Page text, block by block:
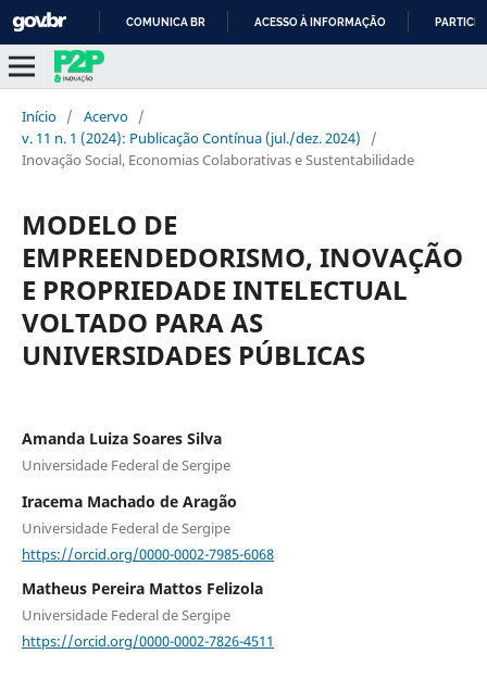
COMUNICA BR ACESSO À INFORMAÇÃO
Início / Acervo /
v. 11 n. 1 (2024): Publicação Contínua (jul./dez. 2024)
/
Inovação Social, Economias Colaborativas e Sustentabilidade
MODELO DE
EMPREENDEDORISMO, INOVAÇÃO
E PROPRIEDADE INTELECTUAL
VOLTADO PARA AS
UNIVERSIDADES PÚBLICAS
Amanda Luiza Soares Silva
Universidade Federal de Sergipe
Iracema Machado de Aragão
Universidade Federal de Sergipe
https://orcid.org/0000-0002-7985-6068
Matheus Pereira Mattos Felizola
Universidade Federal de Sergipe
https://orcid.org/0000-0002-7826-4511